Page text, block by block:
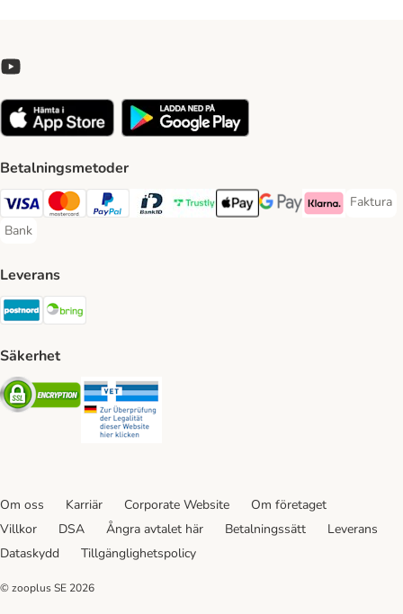
Betalningsmetoder
Visa Payment Method
Mastercard Payment Method
PayPal Payment Method
BankID Payment Method
Trustly Payment Method
Apple Pay Payment Method
Googple Pay Payment
Klarna Payment
Faktura
Faktura
Bank
Bank Payment Method
Leverans
Postnord Shipping Method
Säkerhet
Security
Om oss Karriär Corporate Website
Om företaget
Villkor
DSA Ångra avtalet här Betalningssätt
Leverans
Dataskydd
Tillgänglighetspolicy
© zooplus SE 2026